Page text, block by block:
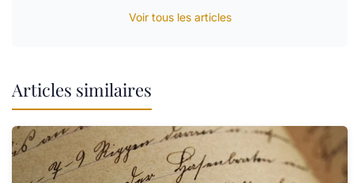
Voir tous les articles
Articles similaires